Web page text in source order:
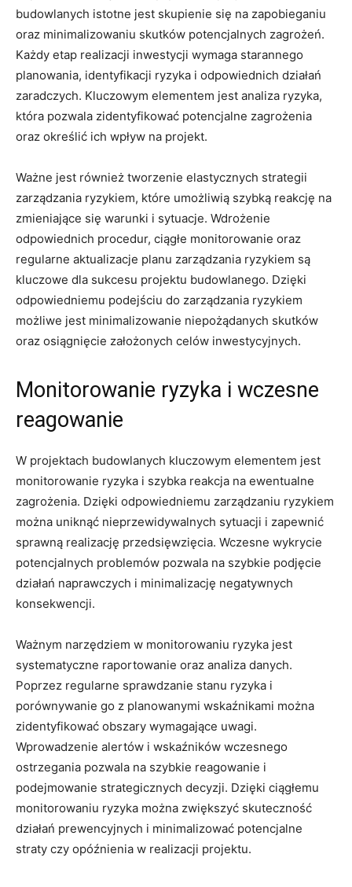
budowlanych istotne jest skupienie się na zapobieganiu
oraz minimalizowaniu skutków potencjalnych zagrożeń.
Każdy etap realizacji inwestycji wymaga starannego
⁣planowania, identyfikacji ryzyka i odpowiednich działań
zaradczych. Kluczowym elementem jest analiza ryzyka,
która pozwala zidentyfikować potencjalne zagrożenia
oraz ⁣określić ich wpływ na projekt.
Ważne jest również tworzenie elastycznych strategii
zarządzania ryzykiem,‌ które umożliwią ⁤szybką ‍reakcję na
zmieniające się warunki i​ sytuacje. Wdrożenie
odpowiednich procedur, ciągłe monitorowanie oraz
regularne aktualizacje⁤ planu zarządzania ryzykiem ⁣są
kluczowe dla sukcesu projektu budowlanego. Dzięki
odpowiedniemu podejściu do zarządzania ryzykiem
możliwe jest ​minimalizowanie ​niepożądanych ‍skutków
oraz osiągnięcie założonych celów⁣ inwestycyjnych.
Monitorowanie​ ryzyka i wczesne
reagowanie
W‍ projektach budowlanych kluczowym elementem jest
monitorowanie ryzyka ‍i szybka reakcja na ewentualne
zagrożenia. Dzięki odpowiedniemu zarządzaniu​ ryzykiem
można⁣ uniknąć ⁤nieprzewidywalnych sytuacji i‍ zapewnić
sprawną realizację przedsięwzięcia. Wczesne wykrycie
potencjalnych problemów pozwala na szybkie podjęcie
działań​ naprawczych i minimalizację negatywnych
konsekwencji.
Ważnym narzędziem⁢ w⁤ monitorowaniu ryzyka ⁣jest
systematyczne raportowanie oraz analiza danych.
Poprzez regularne sprawdzanie stanu ryzyka i
porównywanie go z ‌planowanymi wskaźnikami można​
zidentyfikować obszary wymagające uwagi.
Wprowadzenie alertów i wskaźników wczesnego
ostrzegania pozwala na szybkie reagowanie i
podejmowanie strategicznych decyzji. Dzięki ciągłemu
monitorowaniu ryzyka można ​zwiększyć skuteczność
działań⁤ prewencyjnych i minimalizować potencjalne
straty czy opóźnienia w realizacji projektu.